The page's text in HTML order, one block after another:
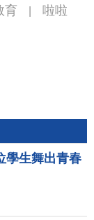
育
啦啦
學生舞出青春